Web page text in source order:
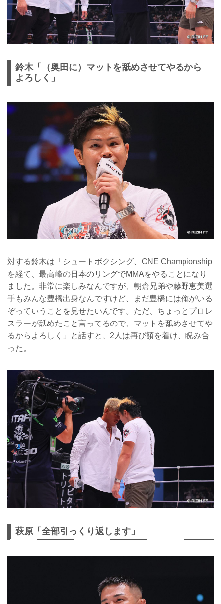
鈴木「（奥田に）マットを舐めさせてやるから
よろしく」
対する鈴木は「シュートボクシング、ONE Championship
を経て、最高峰の日本のリングでMMAをやることになり
ました。非常に楽しみなんですが、朝倉兄弟や藤野恵美選
手もみんな豊橋出身なんですけど、まだ豊橋には俺がいる
ぞっていうことを見せたいんです。ただ、ちょっとプロレ
スラーが舐めたこと言ってるので、マットを舐めさせてや
るからよろしく」と話すと、2人は再び額を着け、睨み合
った。
萩原「全部引っくり返します」